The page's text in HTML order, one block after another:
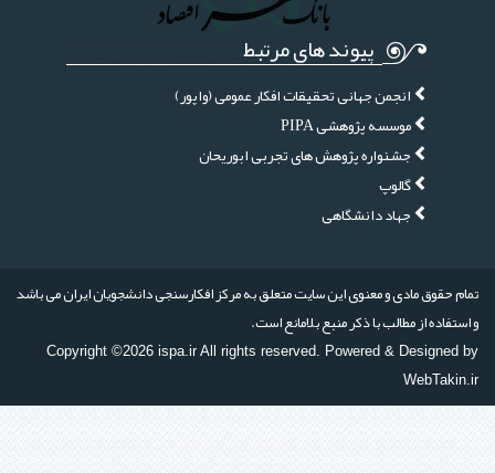
پیوند های مرتبط
انجمن جهانی تحقیقات افکار عمومی (واپور)
موسسه پژوهشی PIPA
جشنواره پژوهش های تجربی ابوریحان
گالوپ
جهاد دانشگاهی
تمام حقوق مادی و معنوی این سایت متعلق به مرکز افکارسنجی دانشجویان ایران می باشد
و استفاده از مطالب با ذکر منبع بلامانع است.
Copyright ©2026 ispa.ir All rights reserved. Powered & Designed by
WebTakin.ir